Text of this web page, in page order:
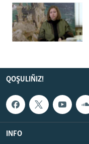
QOŞULIÑIZ!
INFO